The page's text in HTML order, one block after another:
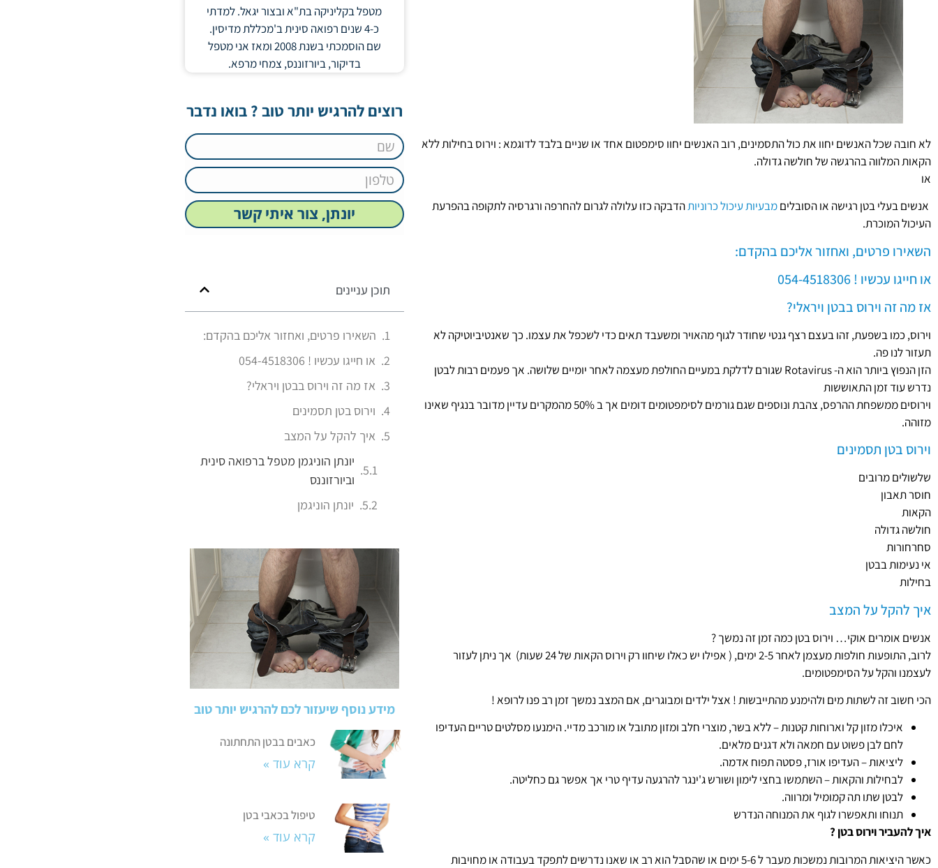
לא חובה שכל האנשים יחוו את כול התסמינים, רוב האנשים יחוו סימפטום אחד או שניים בלבד לדוגמא : וירוס בחילות ללא
הקאות המלווה בהרגשה של חולשה גדולה.
או
אנשים בעלי בטן רגישה או הסובליםמבעיות עיכול כרוניותהדבקה כזו עלולה לגרום להחרפה ורגרסיה לתקופה בהפרעת
העיכול המוכרת.
השאירו פרטים, ואחזור אליכם בהקדם:
או חייגו עכשיו ! 054-4518306
אז מה זה וירוס בבטן ויראלי?
וירוס, כמו בשפעת, זהו בעצם רצף גנטי שחודר לגוף מהאויר ומשעבד תאים כדי לשכפל את עצמו. כך שאנטיביוטיקה לא
תעזור לנו פה.
הזן הנפוץ ביותר הוא ה- Rotavirus שגורם לדלקת במעיים החולפת מעצמה לאחר יומיים שלושה. אך פעמים רבות לבטן
נדרש עוד זמן התאוששות
וירוסים ממשפחת ההרפס, צהבת ונוספים שגם גורמים לסימפטומים דומים אך ב 50% מהמקרים עדיין מדובר בנגיף שאינו
מזוהה.
וירוס בטן תסמינים
שלשולים מרובים
חוסר תאבון
הקאות
חולשה גדולה
סחרחורות
אי נעימות בבטן
בחילות
איך להקל על המצב
אנשים אומרים אוקי… וירוס בטן כמה זמן זה נמשך ?
לרוב, התופעות חולפות מעצמן לאחר 2-5 ימים, ( אפילו יש כאלו שיחוו רק וירוס הקאות של 24 שעות) אך ניתן לעזור
לעצמנו והקל על הסימפטומים.
הכי חשוב זה לשתות מים ולהימנע מהתייבשות ! אצל ילדים ומבוגרים, אם המצב נמשך זמן רב פנו לרופא !
איכלו מזון קל וארוחות קטנות – ללא בשר, מוצרי חלב ומזון מתובל או מורכב מדיי. הימנעו מסלטים טריים העדיפו
לחם לבן פשוט עם חמאה ולא דגנים מלאים.
ליציאות – העדיפו אורז, פסטה תפוח אדמה.
לבחילות והקאות – השתמשו בחצי לימון ושורש ג'ינגר להרגעה עדיף טרי אך אפשר גם כחליטה.
לבטן שתו תה קמומיל ומרווה.
תנוחו ותאפשרו לגוף את המנוחה הנדרש
איך להעביר וירוס בטן ?
כאשר היציאות המרובות נמשכות מעבר ל 5-6 ימים או שהסבל הוא רב או שאנו נדרשים לתפקד בעבודה או מחויבות
מטפל בקליניקה בת"א ובצור יגאל. למדתי
כ-4 שנים רפואה סינית ב'מכללת מדיסין.
שם הוסמכתי בשנת 2008 ומאז אני מטפל
בדיקור, ביורזוננס, צמחי מרפא.
רוצים להרגיש יותר טוב ? בואו נדבר
יונתן, צור איתי קשר
תוכן עניינים
השאירו פרטים, ואחזור אליכם בהקדם:
או חייגו עכשיו ! 054-4518306
אז מה זה וירוס בבטן ויראלי?
וירוס בטן תסמינים
איך להקל על המצב
יונתן הוניגמן מטפל ברפואה סינית
וביורזוננס
יונתן הוניגמן
מידע נוסף שיעזור לכם להרגיש יותר טוב
כאבים בבטן התחתונה
קרא עוד »
טיפול בכאבי בטן
קרא עוד »